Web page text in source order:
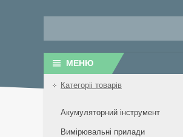
Категоріі товарів
Акумуляторний інструмент
Вимірювальні прилади